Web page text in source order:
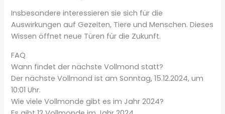
Insbesondere interessieren sie sich für die
Auswirkungen auf Gezeiten, Tiere und Menschen. Dieses
Wissen öffnet neue Türen für die Zukunft.
FAQ
Wann findet der nächste Vollmond statt?
Der nächste Vollmond ist am Sonntag, 15.12.2024, um
10:01 Uhr.
Wie viele Vollmonde gibt es im Jahr 2024?